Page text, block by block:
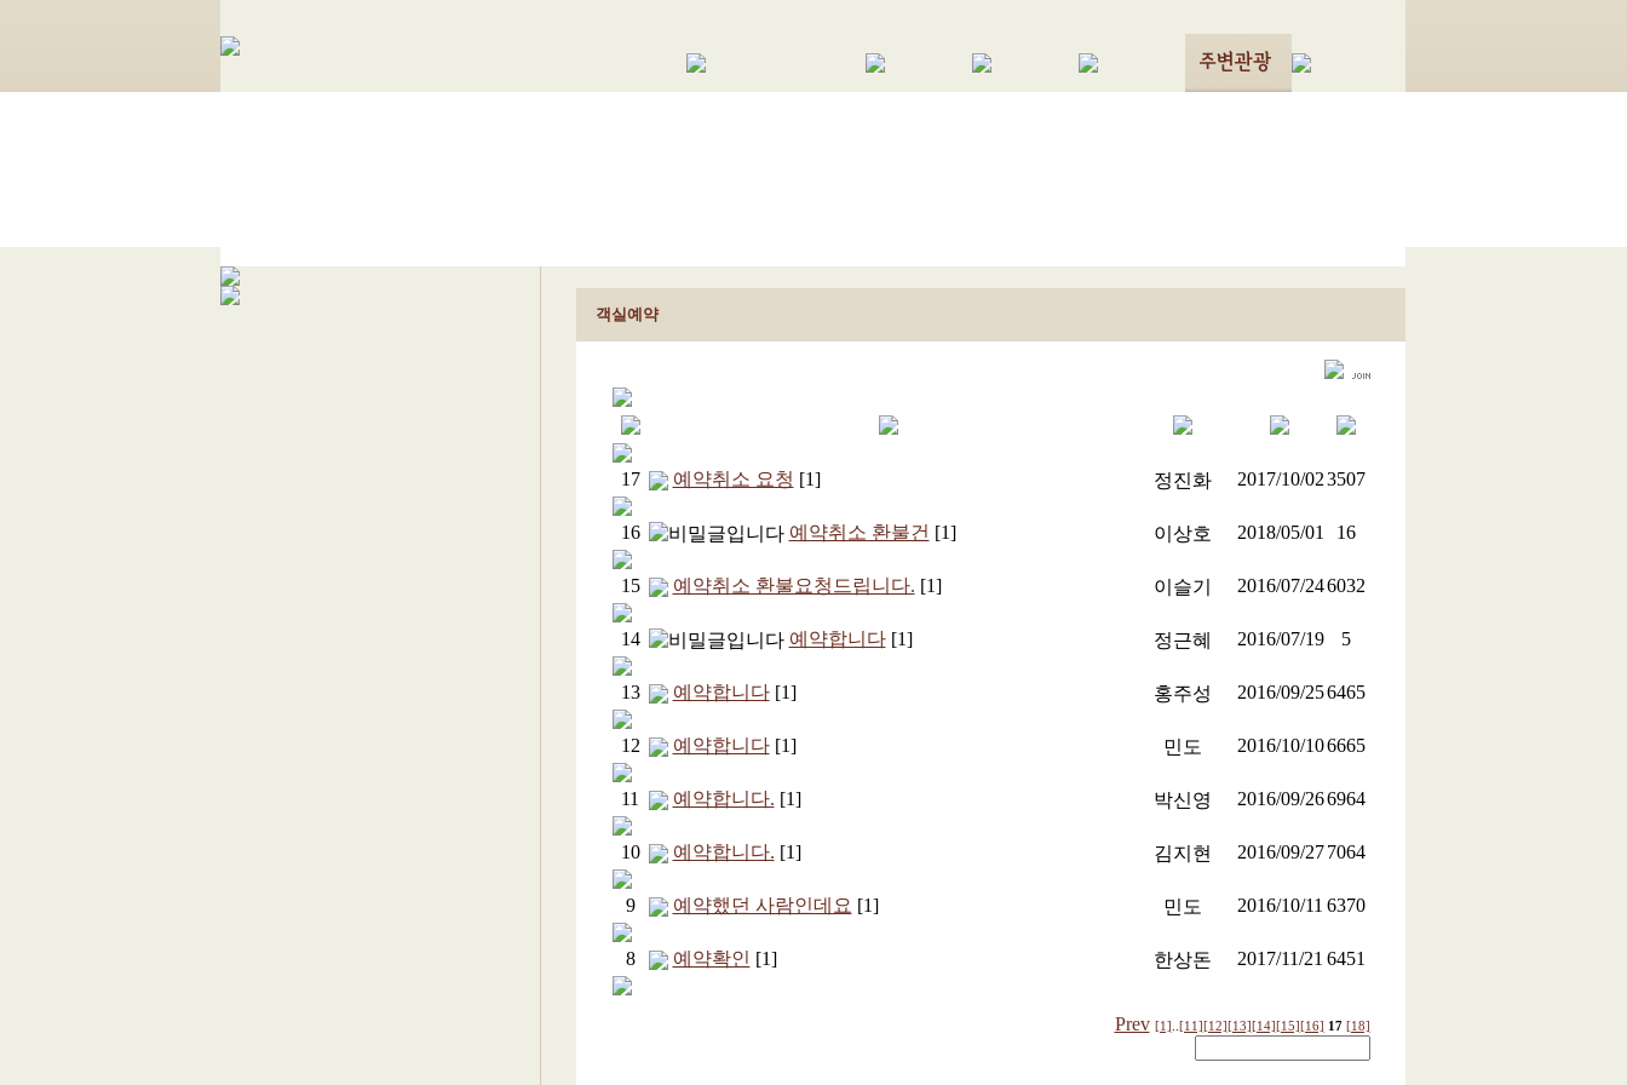
객실예약
17 예약취소 요청 [1] 정진화 2017/10/023507
16 예약취소 환불건 [1] 이상호 2018/05/01 16
15 예약취소 환불요청드립니다. [1] 이슬기 2016/07/246032
14 예약합니다 [1] 정근혜 2016/07/19 5
13 예약합니다 [1] 홍주성 2016/09/256465
12 예약합니다 [1] 민도 2016/10/106665
11 예약합니다. [1] 박신영 2016/09/266964
10 예약합니다. [1] 김지현 2016/09/27 7064
9 예약했던 사람인데요 [1] 민도 2016/10/11 6370
8 예약확인 [1] 한상돈 2017/11/21 6451
Prev [1] [11] [12] [13] [14] [15] [16] 17 [18]